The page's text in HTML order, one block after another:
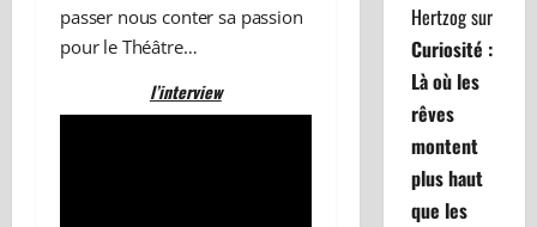
passer nous conter sa passion
pour le Théâtre…
l’interview
Hertzogsur
Curiosité :
Là où les
rêves
montent
plus haut
que les